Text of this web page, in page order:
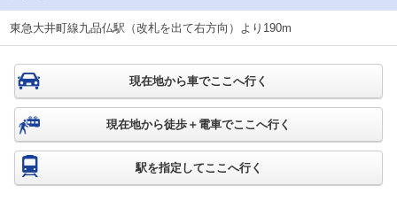
東急大井町線九品仏駅（改札を出て右方向）より190m
現在地から車でここへ行く
現在地から徒歩＋電車でここへ行く
駅を指定してここへ行く